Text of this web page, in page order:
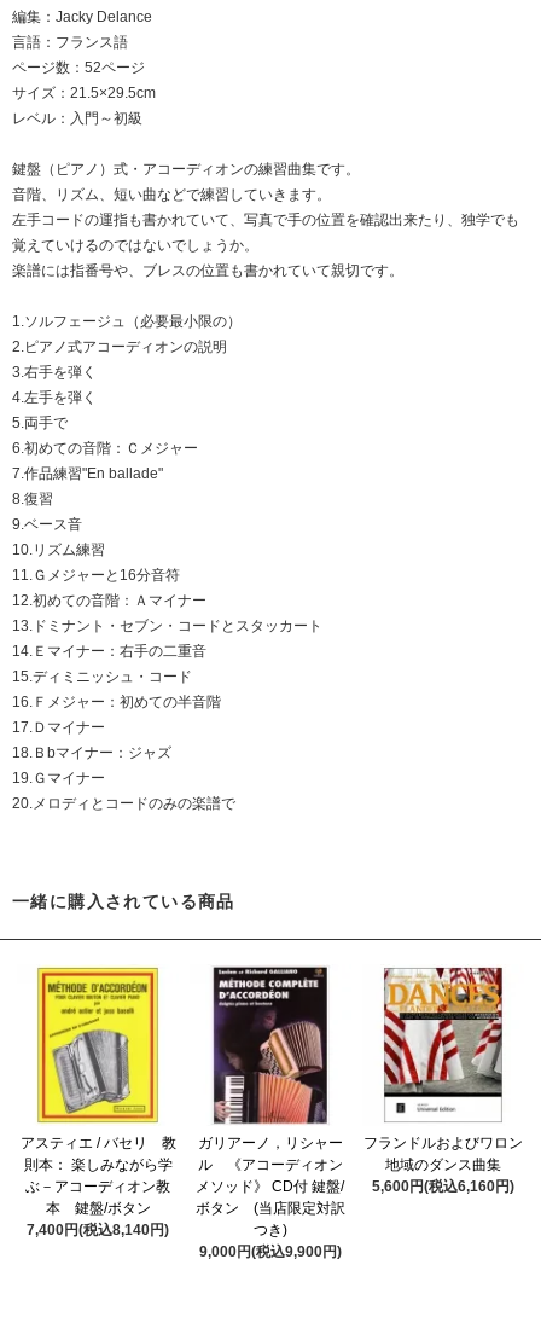
編集：Jacky Delance
言語：フランス語
ページ数：52ページ
サイズ：21.5×29.5cm
レベル：入門～初級
鍵盤（ピアノ）式・アコーディオンの練習曲集です。
音階、リズム、短い曲などで練習していきます。
左手コードの運指も書かれていて、写真で手の位置を確認出来たり、独学でも
覚えていけるのではないでしょうか。
楽譜には指番号や、ブレスの位置も書かれていて親切です。
1.ソルフェージュ（必要最小限の）
2.ピアノ式アコーディオンの説明
3.右手を弾く
4.左手を弾く
5.両手で
6.初めての音階：Ｃメジャー
7.作品練習"En ballade"
8.復習
9.ベース音
10.リズム練習
11.Ｇメジャーと16分音符
12.初めての音階：Ａマイナー
13.ドミナント・セブン・コードとスタッカート
14.Ｅマイナー：右手の二重音
15.ディミニッシュ・コード
16.Ｆメジャー：初めての半音階
17.Ｄマイナー
18.Ｂbマイナー：ジャズ
19.Ｇマイナー
20.メロディとコードのみの楽譜で
一緒に購入されている商品
アスティエ / バセリ 教
則本： 楽しみながら学
ぶ－アコーディオン教
本 鍵盤/ボタン
7,400円(税込8,140円)
ガリアーノ，リシャー
ル 《アコーディオン
メソッド》 CD付 鍵盤/
ボタン (当店限定対訳
つき)
9,000円(税込9,900円)
フランドルおよびワロン
地域のダンス曲集
5,600円(税込6,160円)